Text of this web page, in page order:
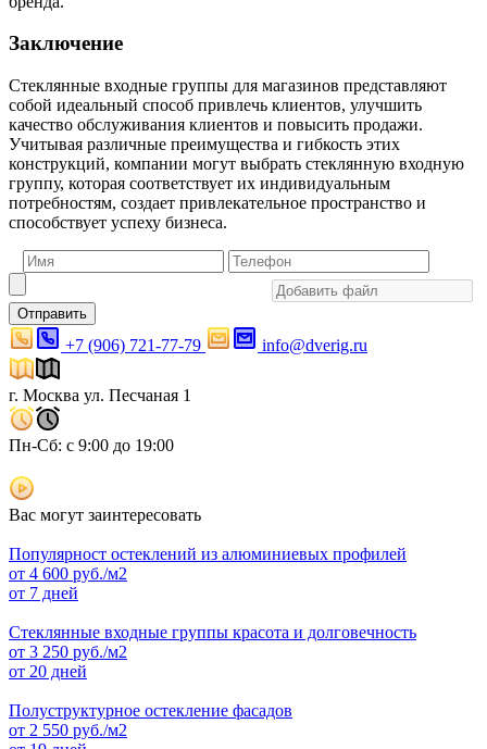
Заключение
Стеклянные входные группы для магазинов представляют
собой идеальный способ привлечь клиентов, улучшить
качество обслуживания клиентов и повысить продажи.
Учитывая различные преимущества и гибкость этих
конструкций, компании могут выбрать стеклянную входную
группу, которая соответствует их индивидуальным
потребностям, создает привлекательное пространство и
способствует успеху бизнеса.
Отправить
+7 (906) 721-77-79 info@dverig.ru
г. Москва ул. Песчаная 1
Пн-Сб: с 9:00 до 19:00
Вас могут заинтересовать
Популярност остеклений из алюминиевых профилей
от 4 600 руб./м2
от 7 дней
Стеклянные входные группы красота и долговечность
от 3 250 руб./м2
от 20 дней
Полуструктурное остекление фасадов
от 2 550 руб./м2